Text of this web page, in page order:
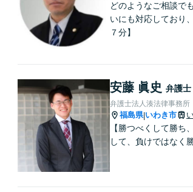
どのようなご相談で
いにも対応しており
７分】
安藤 眞史 弁護士
弁護士法人湊法律事務所
福島県|いわき市
【勝つべくして勝
して、負けではなく